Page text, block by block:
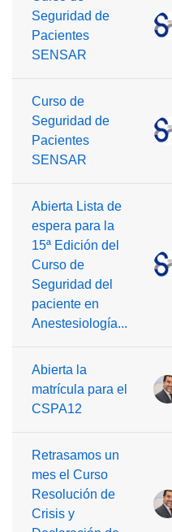
Seguridad de
Pacientes
SENSAR
Curso de
Seguridad de
Pacientes
SENSAR
Abierta Lista de
espera para la
15ª Edición del
Curso de
Seguridad del
paciente en
Anestesiología...
Abierta la
matrícula para el
CSPA12
Retrasamos un
mes el Curso
Resolución de
Crisis y